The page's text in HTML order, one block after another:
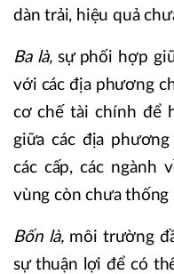
dàn trải, hiệu quả
Ba là, sự phối hợp
với các địa phương
cơ chế tài chính để
giữa các địa
các cấp, các ngành
vùng còn chưa thống
Bốn là,môi trường
sự thuận lợi để có